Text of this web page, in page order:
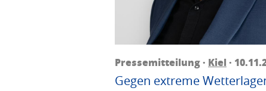
Pressemitteilung · Kiel ·
Gegen extreme